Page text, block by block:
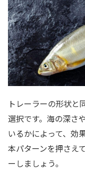
トレーラーの形状と
選択です。海の深さ
いるかによって、効
本パターンを押さえ
ーしましょう。